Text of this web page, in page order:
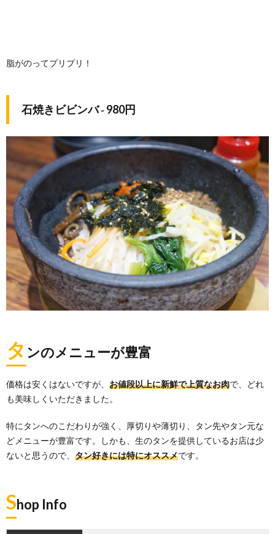
脂がのってプリプリ！
石焼きビビンバ ‐ 980円
タ ンのメニューが豊富
価格は安くはないですが、 お値段以上に新鮮で上質なお肉で、どれ
も美味しくいただきました。
特にタンへのこだわりが強く、厚切りや薄切り、タン先やタン元な
どメニューが豊富です。しかも、生のタンを提供しているお店は少
ないと思うので、 タン好きには特にオススメです。
Shop Info